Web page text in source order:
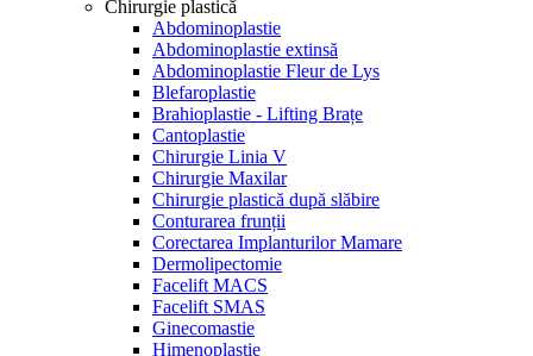
Chirurgie plastică
Abdominoplastie
Abdominoplastie extinsă
Abdominoplastie Fleur de Lys
Blefaroplastie
Brahioplastie - Lifting Brațe
Cantoplastie
Chirurgie Linia V
Chirurgie Maxilar
Chirurgie plastică după slăbire
Conturarea frunții
Corectarea Implanturilor Mamare
Dermolipectomie
Facelift MACS
Facelift SMAS
Ginecomastie
Himenoplastie